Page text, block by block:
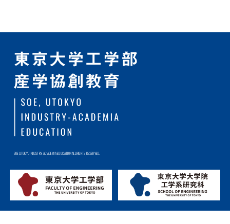
SOE,UTOKYO INDUSTRY-ACADEMIA EDUCATION ALL RIGHTS RESERVED.